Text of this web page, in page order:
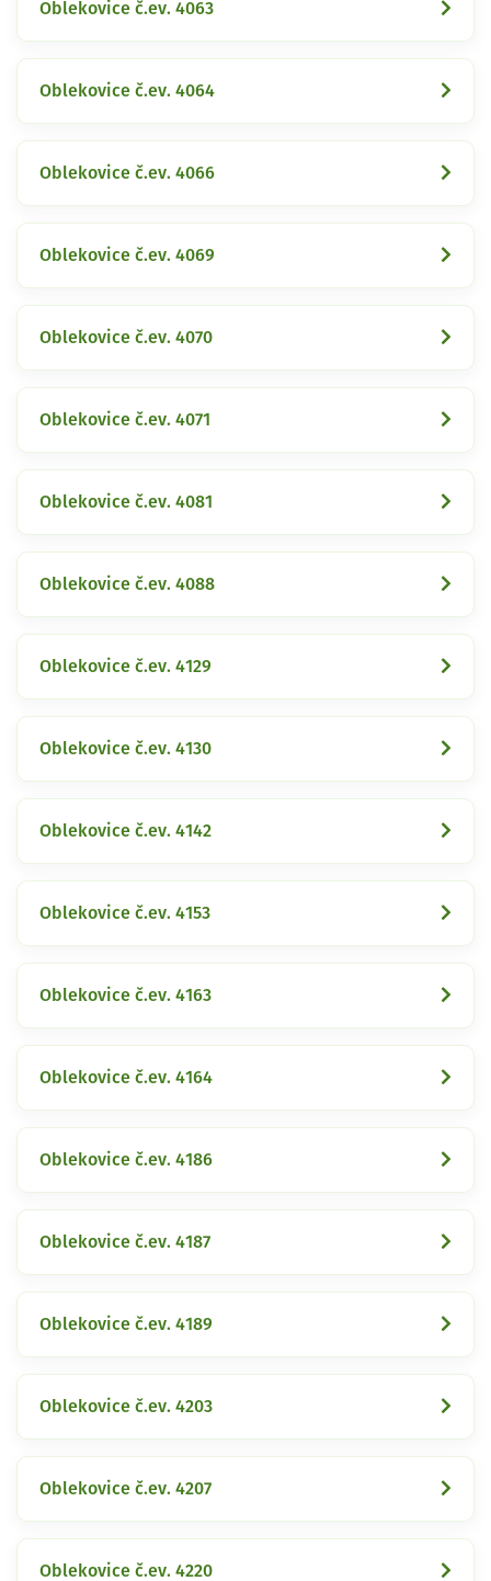
Oblekovice č.ev. 4063
Oblekovice č.ev. 4064
Oblekovice č.ev. 4066
Oblekovice č.ev. 4069
Oblekovice č.ev. 4070
Oblekovice č.ev. 4071
Oblekovice č.ev. 4081
Oblekovice č.ev. 4088
Oblekovice č.ev. 4129
Oblekovice č.ev. 4130
Oblekovice č.ev. 4142
Oblekovice č.ev. 4153
Oblekovice č.ev. 4163
Oblekovice č.ev. 4164
Oblekovice č.ev. 4186
Oblekovice č.ev. 4187
Oblekovice č.ev. 4189
Oblekovice č.ev. 4203
Oblekovice č.ev. 4207
Oblekovice č.ev. 4220